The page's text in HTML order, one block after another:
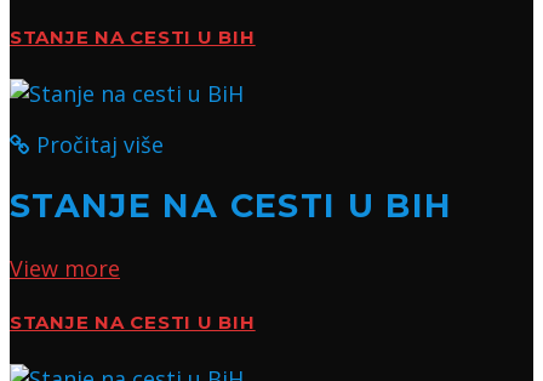
STANJE NA CESTI U BIH
Pročitaj više
STANJE NA CESTI U BIH
View more
STANJE NA CESTI U BIH